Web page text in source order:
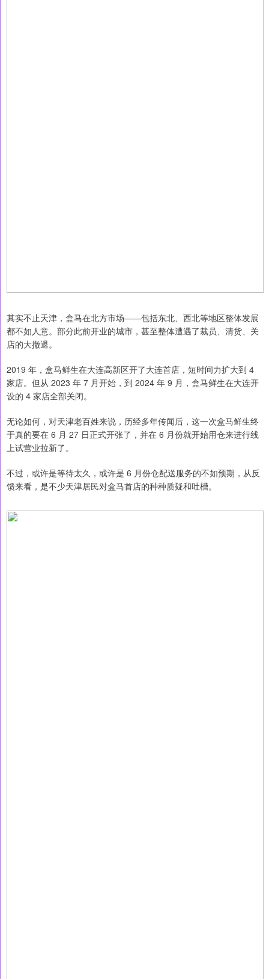
其实不止天津，盒马在北方市场——包括东北、西北等地区整体发展
都不如人意。部分此前开业的城市，甚至整体遭遇了裁员、清货、关
店的大撤退。
2019 年，盒马鲜生在大连高新区开了大连首店，短时间力扩大到 4
家店。但从 2023 年 7 月开始，到 2024 年 9 月，盒马鲜生在大连开
设的 4 家店全部关闭。
无论如何，对天津老百姓来说，历经多年传闻后，这一次盒马鲜生终
于真的要在 6 月 27 日正式开张了，并在 6 月份就开始用仓来进行线
上试营业拉新了。
不过，或许是等待太久，或许是 6 月份仓配送服务的不如预期，从反
馈来看，是不少天津居民对盒马首店的种种质疑和吐槽。